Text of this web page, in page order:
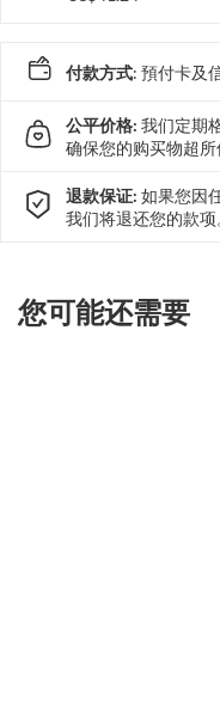
付款方式: 預付卡及
公平价格: 我们定期
确保您的购买物超所
退款保证: 如果您因
我们将退还您的款项
您可能还需要